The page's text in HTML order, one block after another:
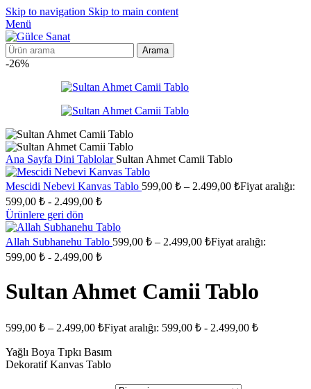
Skip to navigation Skip to main content
Menü
Arama
-26%
Ana Sayfa Dini Tablolar Sultan Ahmet Camii Tablo
Mescidi Nebevi Kanvas Tablo 599,00 ₺ – 2.499,00 ₺Fiyat aralığı:
599,00 ₺ - 2.499,00 ₺
Ürünlere geri dön
Allah Subhanehu Tablo 599,00 ₺ – 2.499,00 ₺Fiyat aralığı:
599,00 ₺ - 2.499,00 ₺
Sultan Ahmet Camii Tablo
599,00 ₺ – 2.499,00 ₺Fiyat aralığı: 599,00 ₺ - 2.499,00 ₺
Yağlı Boya Tıpkı Basım
Dekoratif Kanvas Tablo